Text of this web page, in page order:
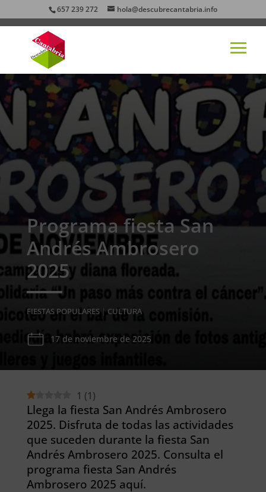
657 239 272 hola@descubrecantabria.info
Programa fiesta San
Andrés Ambrosero
2025
FIESTAS POPULARES| CULTURA
17 de noviembre de 2025
1 (1)
Llega la fiesta San Andrés Ambrosero
2025. Disfruta de todas las actividades
que suceden durante la fiesta San
Andrés Ambrosero 2025. Consulta el
programa fiesta San Andrés
Ambrosero 2025 aquí.